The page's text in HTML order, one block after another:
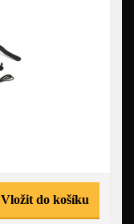
Vložit do košíku